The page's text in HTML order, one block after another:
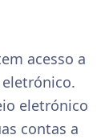
acesso a
eletrónico
contas a